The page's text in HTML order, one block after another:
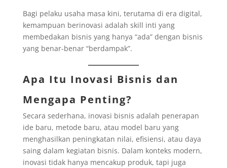
Bagi pelaku usaha masa kini, terutama di era digital,
kemampuan berinovasi adalah skill inti yang
membedakan bisnis yang hanya “ada” dengan bisnis
yang benar-benar “berdampak”.
Apa Itu Inovasi Bisnis dan
Mengapa Penting?
Secara sederhana, inovasi bisnis adalah penerapan
ide baru, metode baru, atau model baru yang
menghasilkan peningkatan nilai, efisiensi, atau daya
saing dalam kegiatan bisnis. Dalam konteks modern,
inovasi tidak hanya mencakup produk, tapi juga